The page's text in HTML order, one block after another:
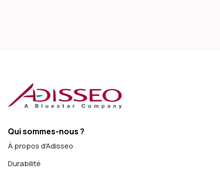
Qui sommes-nous ?
À propos d'Adisseo
Durabilité